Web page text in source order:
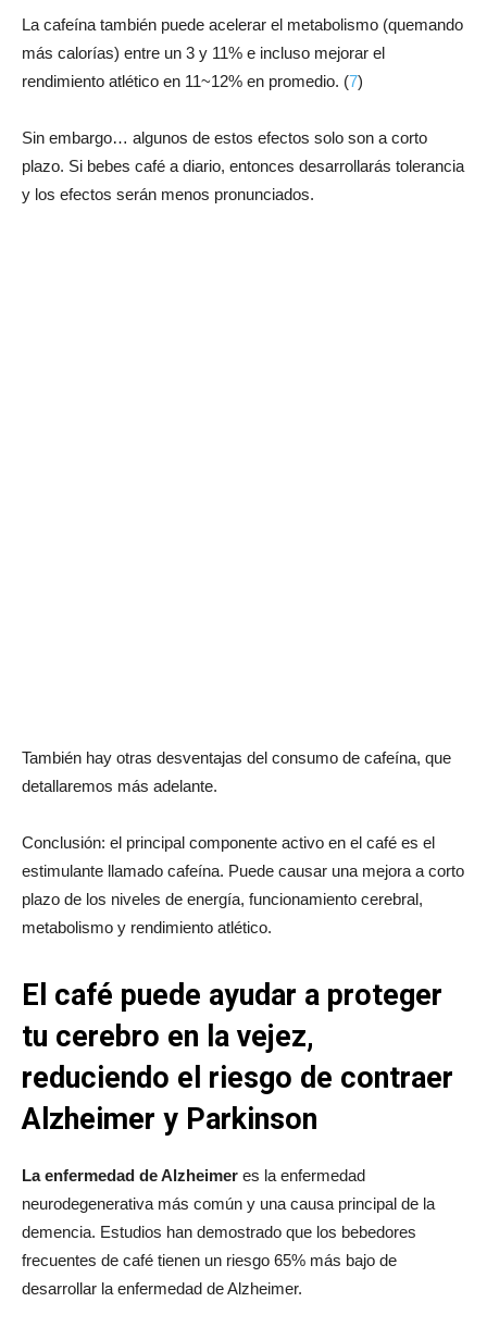
La cafeína también puede acelerar el metabolismo (quemando
más calorías) entre un 3 y 11% e incluso mejorar el
rendimiento atlético en 11~12% en promedio. (7)
Sin embargo… algunos de estos efectos solo son a corto
plazo. Si bebes café a diario, entonces desarrollarás tolerancia
y los efectos serán menos pronunciados.
También hay otras desventajas del consumo de cafeína, que
detallaremos más adelante.
Conclusión: el principal componente activo en el café es el
estimulante llamado cafeína. Puede causar una mejora a corto
plazo de los niveles de energía, funcionamiento cerebral,
metabolismo y rendimiento atlético.
El café puede ayudar a proteger
tu cerebro en la vejez,
reduciendo el riesgo de contraer
Alzheimer y Parkinson
La enfermedad de Alzheimer es la enfermedad
neurodegenerativa más común y una causa principal de la
demencia. Estudios han demostrado que los bebedores
frecuentes de café tienen un riesgo 65% más bajo de
desarrollar la enfermedad de Alzheimer.